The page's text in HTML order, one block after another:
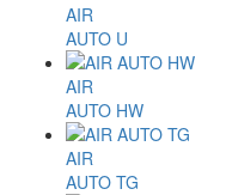
AIR
AUTO U
AIR
AUTO HW
AIR
AUTO TG